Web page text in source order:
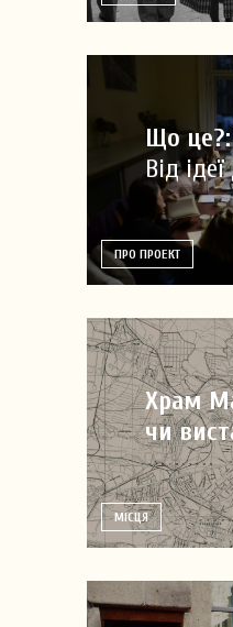
Що це?:
Від
ПРО ПРОЕКТ
Храм
чи
МІСЦЯ